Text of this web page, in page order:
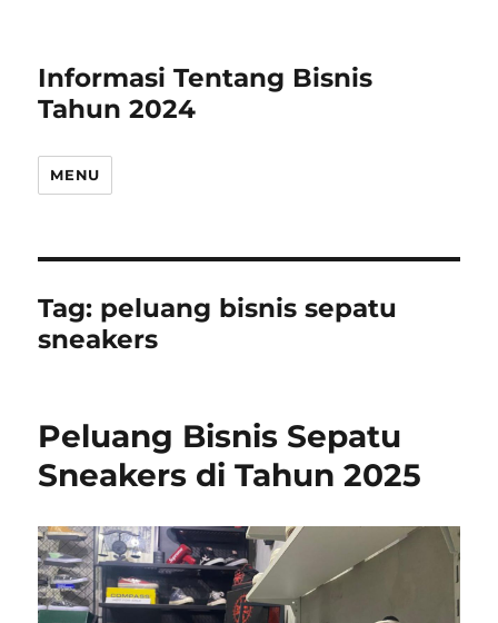
Informasi Tentang Bisnis
Tahun 2024
MENU
Tag: peluang bisnis sepatu
sneakers
Peluang Bisnis Sepatu
Sneakers di Tahun 2025